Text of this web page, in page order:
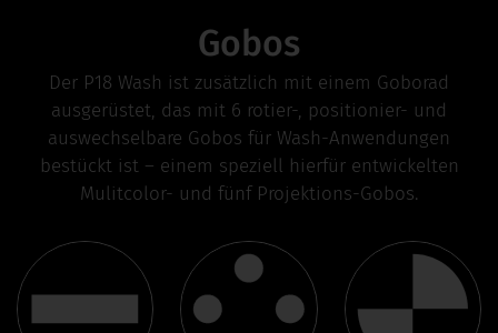
Gobos
Der P18 Wash ist zusätzlich mit einem Goborad
ausgerüstet, das mit 6 rotier-, positionier- und
auswechselbare Gobos für Wash-Anwendungen
bestückt ist – einem speziell hierfür entwickelten
Mulitcolor- und fünf Projektions-Gobos.